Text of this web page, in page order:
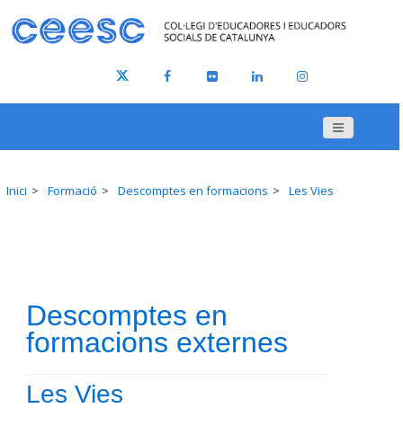
Inici Formació Descomptes en formacions Les Vies
Descomptes en
formacions externes
Les Vies